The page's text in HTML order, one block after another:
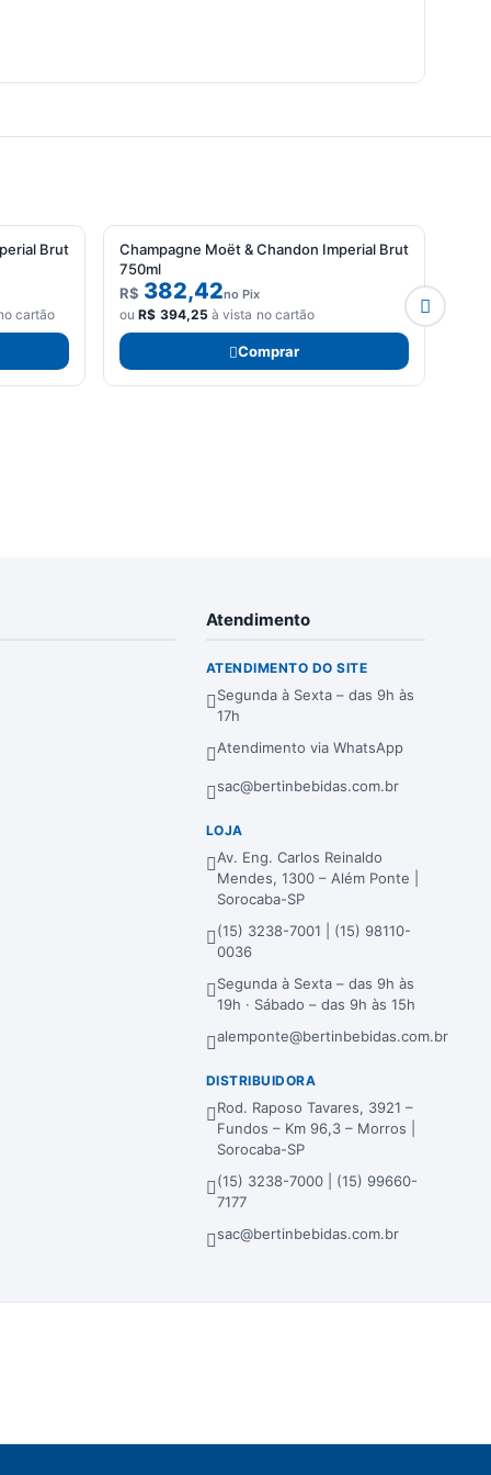
Brut
cartão
Champagne Moët & Chandon Imperial Brut
750ml
R$ 382,42no Pix
ouR$ 394,25 à vista no cartão
Comprar
Atendimento
ATENDIMENTO DO SITE
Segunda à Sexta – das 9h às
17h
Atendimento via WhatsApp
sac@bertinbebidas.com.br
LOJA
Av. Eng. Carlos Reinaldo
Mendes, 1300 – Além Ponte |
Sorocaba-SP
(15) 3238-7001 | (15) 98110-
0036
Segunda à Sexta – das 9h às
19h · Sábado – das 9h às 15h
alemponte@bertinbebidas.com.br
DISTRIBUIDORA
Rod. Raposo Tavares, 3921 –
Fundos – Km 96,3 – Morros |
Sorocaba-SP
(15) 3238-7000 | (15) 99660-
7177
sac@bertinbebidas.com.br